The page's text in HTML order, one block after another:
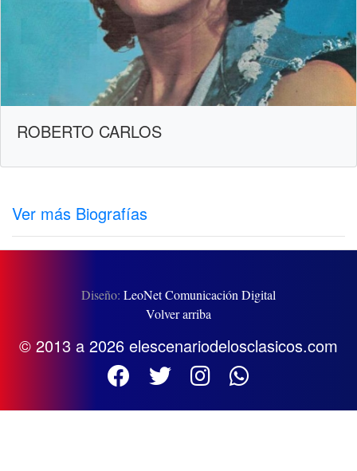
ROBERTO CARLOS
Ver más Biografías
Diseño: LeoNet Comunicación Digital
Volver arriba
© 2013 a 2026 elescenariodelosclasicos.com